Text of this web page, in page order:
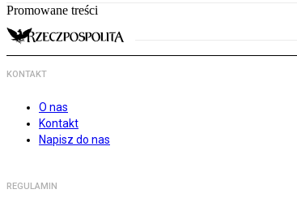
Promowane treści
KONTAKT
O nas
Kontakt
Napisz do nas
REGULAMIN